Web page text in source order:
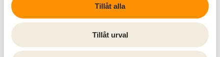
Tillåt alla
Tillåt urval
Fyra meter upp på ett stort trädäck har golvet även
inslag av glas vilket ger möjligheten att se de vilda
djuren i parken mer eller mindre under dina fötter.